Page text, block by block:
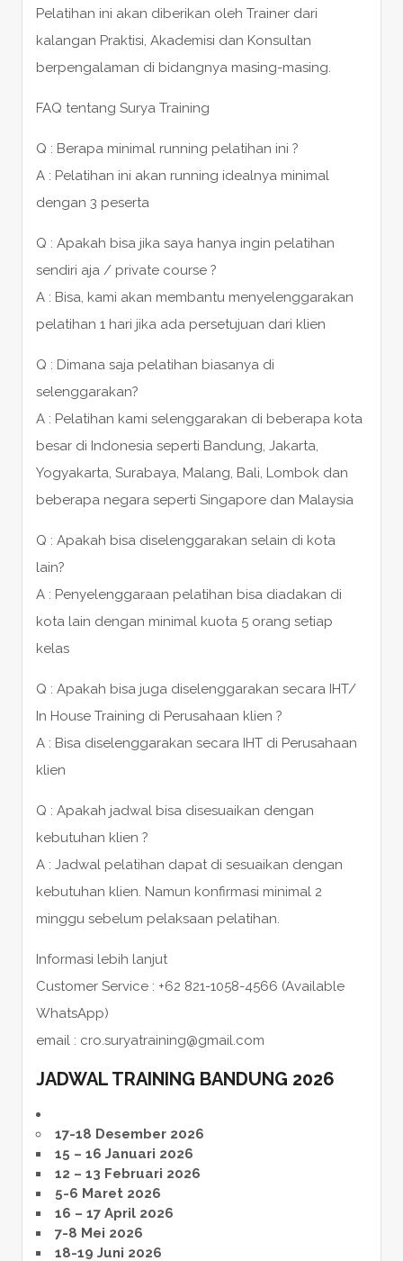
Pelatihan ini akan diberikan oleh Trainer dari
kalangan Praktisi, Akademisi dan Konsultan
berpengalaman di bidangnya masing-masing.
FAQ tentang Surya Training
Q : Berapa minimal running pelatihan ini ?
A : Pelatihan ini akan running idealnya minimal
dengan 3 peserta
Q : Apakah bisa jika saya hanya ingin pelatihan
sendiri aja / private course ?
A : Bisa, kami akan membantu menyelenggarakan
pelatihan 1 hari jika ada persetujuan dari klien
Q : Dimana saja pelatihan biasanya di
selenggarakan?
A : Pelatihan kami selenggarakan di beberapa kota
besar di Indonesia seperti Bandung, Jakarta,
Yogyakarta, Surabaya, Malang, Bali, Lombok dan
beberapa negara seperti Singapore dan Malaysia
Q : Apakah bisa diselenggarakan selain di kota
lain?
A : Penyelenggaraan pelatihan bisa diadakan di
kota lain dengan minimal kuota 5 orang setiap
kelas
Q : Apakah bisa juga diselenggarakan secara IHT/
In House Training di Perusahaan klien ?
A : Bisa diselenggarakan secara IHT di Perusahaan
klien
Q : Apakah jadwal bisa disesuaikan dengan
kebutuhan klien ?
A : Jadwal pelatihan dapat di sesuaikan dengan
kebutuhan klien. Namun konfirmasi minimal 2
minggu sebelum pelaksaan pelatihan.
Informasi lebih lanjut
Customer Service : +62 821-1058-4566 (Available
WhatsApp)
email : cro.suryatraining@gmail.com
JADWAL TRAINING BANDUNG 2026
17-18 Desember 2026
15 – 16 Januari 2026
12 – 13 Februari 2026
5-6 Maret 2026
16 – 17 April 2026
7-8 Mei 2026
18-19 Juni 2026